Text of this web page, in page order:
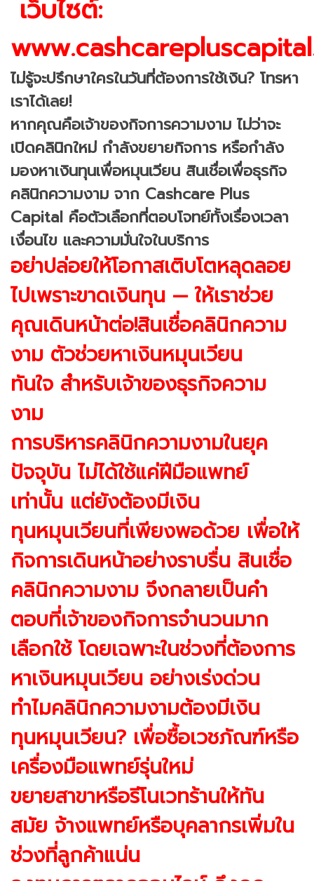
เว็บไซต์:
ไม่รู้จะปรึกษาใครในวันที่ต้องการใช้เงิน? โทรหา
เราได้เลย!
หากคุณคือเจ้าของกิจการความงาม ไม่ว่าจะ
เปิดคลินิกใหม่ กำลังขยายกิจการ หรือกำลัง
มองหาเงินทุนเพื่อหมุนเวียน สินเชื่อเพื่อธุรกิจ
คลินิกความงาม จาก Cashcare Plus
Capital คือตัวเลือกที่ตอบโจทย์ทั้งเรื่องเวลา
เงื่อนไข และความมั่นใจในบริการ
อย่าปล่อยให้โอกาสเติบโตหลุดลอย
ไปเพราะขาดเงินทุน — ให้เราช่วย
คุณเดินหน้าต่อ!สินเชื่อคลินิกความ
งาม ตัวช่วยหาเงินหมุนเวียน
ทันใจ สำหรับเจ้าของธุรกิจความ
งาม
การบริหารคลินิกความงามในยุค
ปัจจุบัน ไม่ได้ใช้แค่ฝีมือแพทย์
เท่านั้น แต่ยังต้องมีเงิน
ทุนหมุนเวียนที่เพียงพอด้วย เพื่อให้
กิจการเดินหน้าอย่างราบรื่น สินเชื่อ
คลินิกความงาม จึงกลายเป็นคำ
ตอบที่เจ้าของกิจการจำนวนมาก
เลือกใช้ โดยเฉพาะในช่วงที่ต้องการ
หาเงินหมุนเวียน อย่างเร่งด่วน
ทำไมคลินิกความงามต้องมีเงิน
ทุนหมุนเวียน? เพื่อซื้อเวชภัณฑ์หรือ
เครื่องมือแพทย์รุ่นใหม่
ขยายสาขาหรือรีโนเวทร้านให้ทัน
สมัย จ้างแพทย์หรือบุคลากรเพิ่มใน
ช่วงที่ลูกค้าแน่น